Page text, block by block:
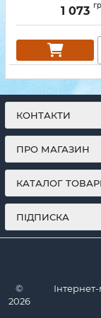
1 073
КОНТАКТИ
ПРО МАГАЗИН
КАТАЛОГ
ПІДПИСКА
©
2026